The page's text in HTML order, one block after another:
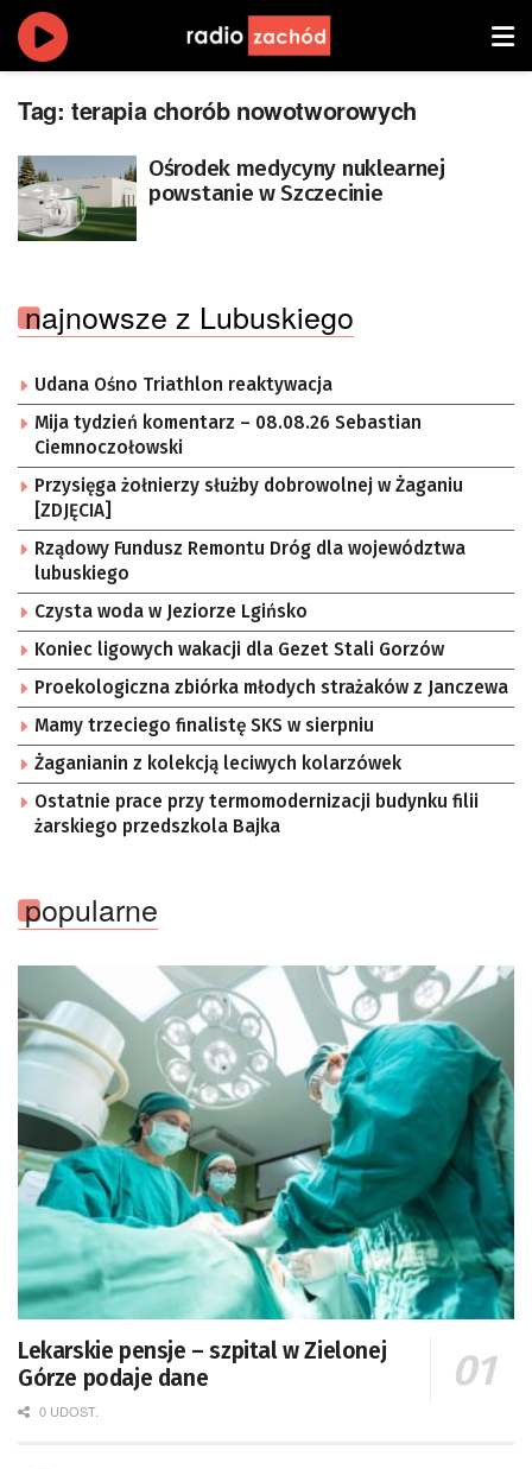
Tag: terapia chorób nowotworowych
Ośrodek medycyny nuklearnej
powstanie w Szczecinie
najnowsze z Lubuskiego
Udana Ośno Triathlon reaktywacja
Mija tydzień komentarz – 08.08.26 Sebastian
Ciemnoczołowski
Przysięga żołnierzy służby dobrowolnej w Żaganiu
[ZDJĘCIA]
Rządowy Fundusz Remontu Dróg dla województwa
lubuskiego
Czysta woda w Jeziorze Lgińsko
Koniec ligowych wakacji dla Gezet Stali Gorzów
Proekologiczna zbiórka młodych strażaków z Janczewa
Mamy trzeciego finalistę SKS w sierpniu
Żaganianin z kolekcją leciwych kolarzówek
Ostatnie prace przy termomodernizacji budynku filii
żarskiego przedszkola Bajka
popularne
Lekarskie pensje – szpital w Zielonej
Górze podaje dane
0 UDOST.